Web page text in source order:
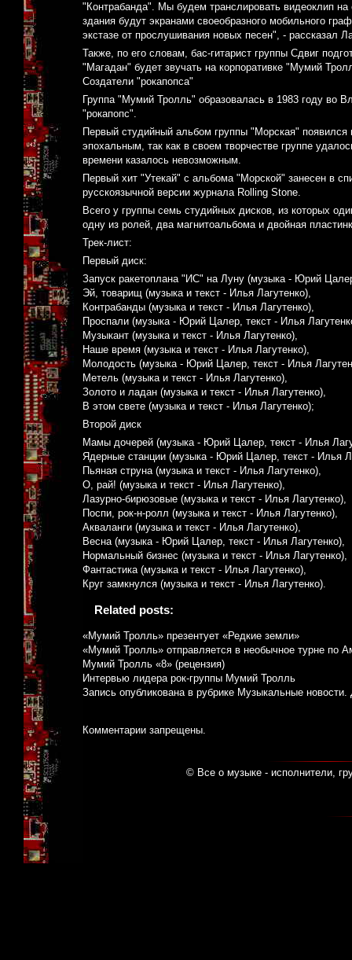
"Контрабанда". Мы будем транслировать видеоклип
здания будут экранами своеобразного мобильного
экстазе от прослушивания новых песен", - рассказал
Также, по его словам, бас-гитарист группы Сдвиг
"Магадан" будет звучать на корпоративке "Мумий
Создатели "рокапопса"
Группа "Мумий Тролль" образовалась в 1983 году во
"рокапопс".
Первый студийный альбом группы "Морская"
эпохальным, так как в своем творчестве группе
времени казалось невозможным.
Первый хит "Утекай" с альбома "Морской" занесен в
русскоязычной версии журнала Rolling Stone.
Всего у группы семь студийных дисков, из которых
одну из ролей, два магнитоальбома и двойная
Трек-лист:
Первый диск:
Запуск ракетоплана "ИС" на Луну (музыка - Юрий
Эй, товарищ (музыка и текст - Илья Лагутенко),
Контрабанды (музыка и текст - Илья Лагутенко),
Проспали (музыка - Юрий Цалер, текст - Илья
Музыкант (музыка и текст - Илья Лагутенко),
Наше время (музыка и текст - Илья Лагутенко),
Молодость (музыка - Юрий Цалер, текст - Илья
Метель (музыка и текст - Илья Лагутенко),
Золото и ладан (музыка и текст - Илья Лагутенко),
В этом свете (музыка и текст - Илья Лагутенко);
Второй диск
Мамы дочерей (музыка - Юрий Цалер, текст - Илья
Ядерные станции (музыка - Юрий Цалер, текст - Илья
Пьяная струна (музыка и текст - Илья Лагутенко),
О, рай! (музыка и текст - Илья Лагутенко),
Лазурно-бирюзовые (музыка и текст - Илья Лагутенко),
Поспи, рок-н-ролл (музыка и текст - Илья Лагутенко),
Акваланги (музыка и текст - Илья Лагутенко),
Весна (музыка - Юрий Цалер, текст - Илья Лагутенко),
Нормальный бизнес (музыка и текст - Илья Лагутенко),
Фантастика (музыка и текст - Илья Лагутенко),
Круг замкнулся (музыка и текст - Илья Лагутенко).
Related posts:
«Мумий Тролль» презентует «Редкие земли»
«Мумий Тролль» отправляется в необычное турне по
Мумий Тролль «8» (рецензия)
Интервью лидера рок-группы Мумий Тролль
Запись опубликована в рубрике Музыкальные новости.
Комментарии запрещены.
© Все о музыке - исполнители,